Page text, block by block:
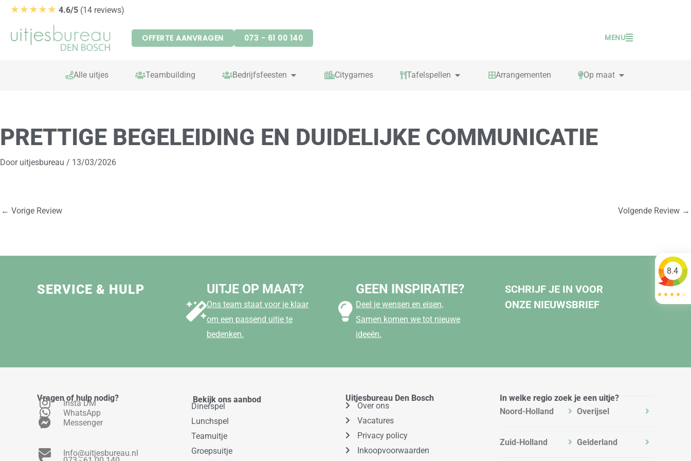
★★★★★ 4.6/5 (14 reviews)
OFFERTE AANVRAGEN 073 - 61 00 140 MENU
Alle uitjes Teambuilding Bedrijfsfeesten OPEN BEDRIJFSFEESTEN
Citygames Tafelspellen OPEN TAFELSPELLEN
Arrangementen Op maat OPEN OP MAAT
PRETTIGE BEGELEIDING EN DUIDELIJKE COMMUNICATIE
Door uitjesbureau / 13/03/2026
← Vorige Review Volgende Review →
SERVICE & HULP UITJE OP MAAT?
Ons team staat voor je klaar
om een passend uitje te
bedenken.
GEEN INSPIRATIE?
Deel je wensen en eisen,
Samen komen we tot nieuwe
ideeën.
SCHRIJF JE IN VOOR
ONZE NIEUWSBRIEF
Vragen of hulp nodig?
Insta DM
WhatsApp
Messenger
Info@uitjesbureau.nl
Bekijk ons aanbod
Dinerspel
Lunchspel
Teamuitje
Groepsuitje
Uitjesbureau Den Bosch
Over ons
Vacatures
Privacy policy
Inkoopvoorwaarden
In welke regio zoek je een uitje?
Noord-Holland
Zuid-Holland
Overijsel
Gelderland
8.4